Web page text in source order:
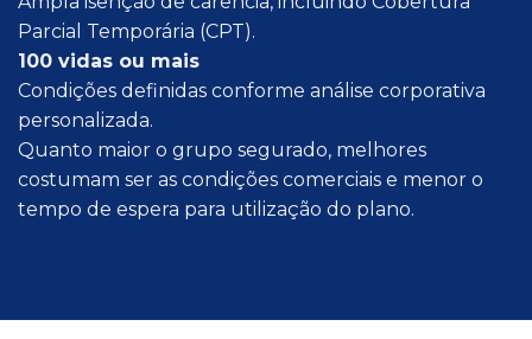
Parcial Temporária (CPT).
100 vidas ou mais
Condições definidas conforme análise corporativa
personalizada.
Quanto maior o grupo segurado, melhores
costumam ser as condições comerciais e menor o
tempo de espera para utilização do plano.